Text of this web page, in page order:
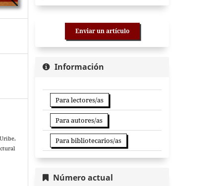
Enviar un artículo
Información
Para lectores/as
Para autores/as
Para bibliotecarios/as
Número actual